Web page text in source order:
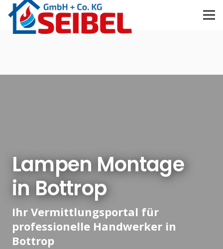
Lampen Montage
in Bottrop
Ihr Vermittlungsportal für
professionelle Handwerker in
Bottrop